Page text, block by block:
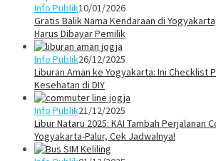
Info Publik10/01/2026
Gratis Balik Nama Kendaraan di
Harus Dibayar Pemilik
Info Publik26/12/2025
Liburan Aman ke Yogyakarta: Ini Checklist
Kesehatan di DIY
Info Publik21/12/2025
Libur Nataru 2025: KAI Tambah Perjalanan
Yogyakarta-Palur, Cek Jadwalnya!